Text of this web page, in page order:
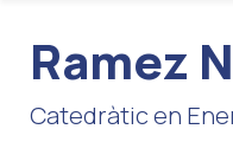
Ramez
Catedràtic en